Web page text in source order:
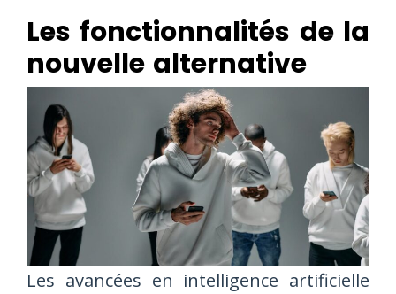
Les fonctionnalités de la
nouvelle alternative
Les avancées en intelligence artificielle